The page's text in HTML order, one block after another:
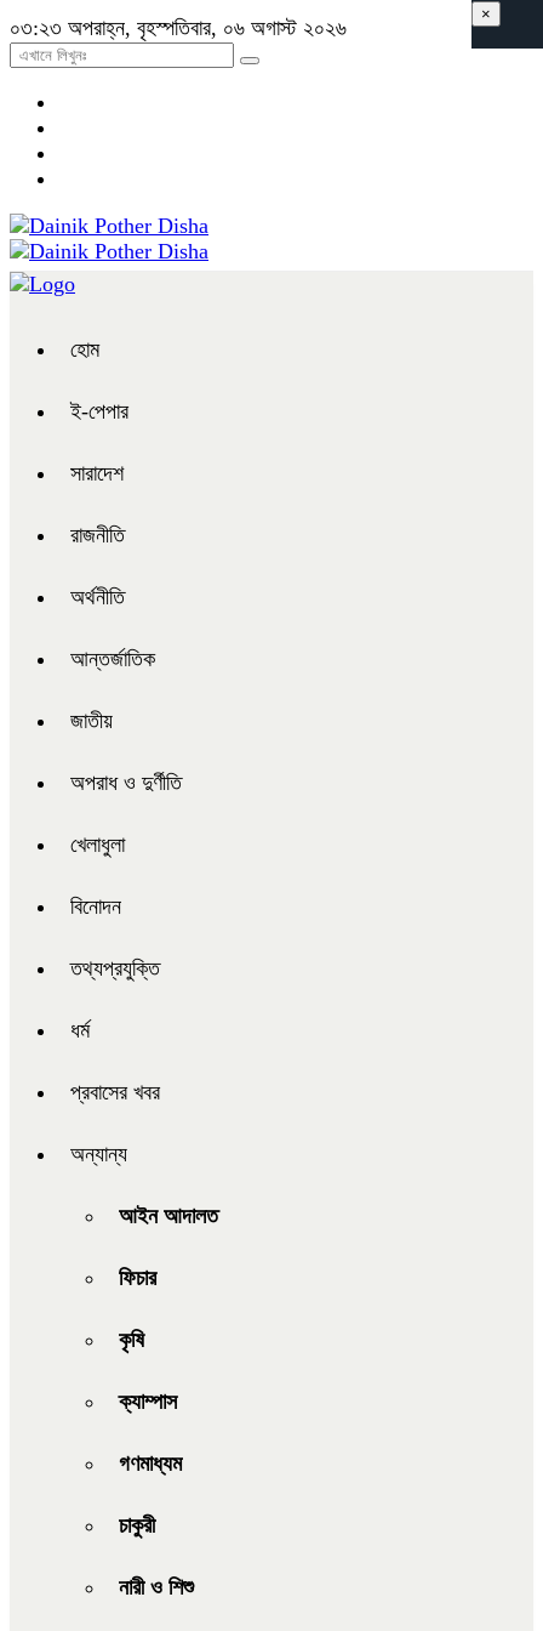
০৩:২৩ অপরাহ্ন, বৃহস্পতিবার, ০৬ অগাস্ট ২০২৬
হোম
ই-পেপার
সারাদেশ
রাজনীতি
অর্থনীতি
আন্তর্জাতিক
জাতীয়
অপরাধ ও দুর্ণীতি
খেলাধুলা
বিনোদন
তথ্যপ্রযুক্তি
ধর্ম
প্রবাসের খবর
অন্যান্য
আইন আদালত
ফিচার
কৃষি
ক্যাম্পাস
গণমাধ্যম
চাকুরী
নারী ও শিশু
×